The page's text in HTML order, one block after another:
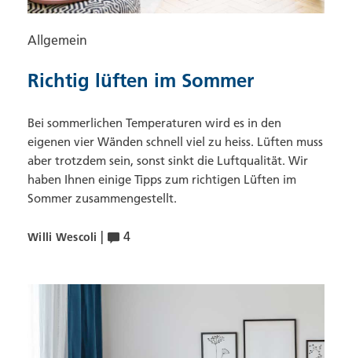
Allgemein
Richtig lüften im Sommer
Bei sommerlichen Temperaturen wird es in den
eigenen vier Wänden schnell viel zu heiss. Lüften muss
aber trotzdem sein, sonst sinkt die Luftqualität. Wir
haben Ihnen einige Tipps zum richtigen Lüften im
Sommer zusammengestellt.
Willi Wescoli | 4